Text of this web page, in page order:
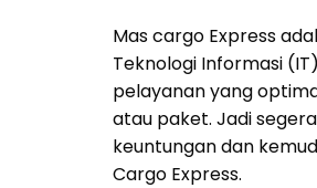
Mas cargo Express
Teknologi Informasi
pelayanan yang
atau paket. Jadi
keuntungan dan
Cargo Express.